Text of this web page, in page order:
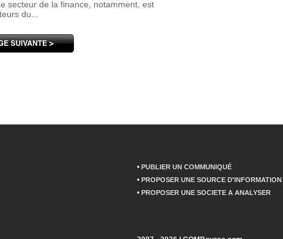
secteur de la finance, notamment, est
du...
• PUBLIER UN COMMUNIQUÉ
• PROPOSER UNE SOURCE D'INFORMATION
• PROPOSER UNE SOCIETE A ANALYSER